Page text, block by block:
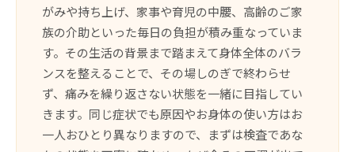
がみや持ち上げ、家事や育児の中腰、高齢のご家
族の介助といった毎日の負担が積み重なっていま
す。その生活の背景まで踏まえて身体全体のバラ
ンスを整えることで、その場しのぎで終わらせ
ず、痛みを繰り返さない状態を一緒に目指してい
きます。同じ症状でも原因やお身体の使い方はお
一人おひとり異なりますので、まずは検査であな